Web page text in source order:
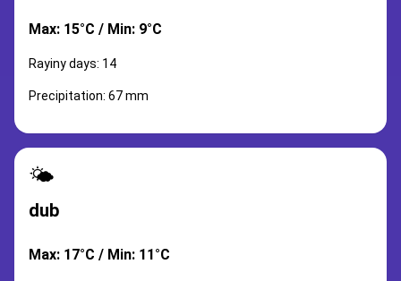
Max: 15°C / Min: 9°C
Rayiny days: 14
Precipitation: 67 mm
🌤️
dub
Max: 17°C / Min: 11°C